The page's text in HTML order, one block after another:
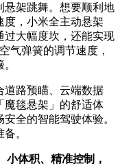
悬架跳舞。想要顺利地
度，小米全主动悬架
过大幅度坎，还能实现
气弹簧的调节速度，
道路预瞄、云端数据
魔毯悬架」的舒适体
全的智能驾驶体验。
。
小体积、精准控制，